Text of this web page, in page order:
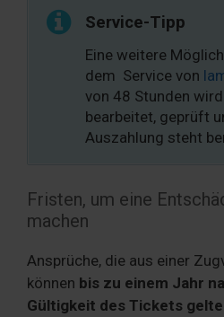
Service-Tipp
Eine weitere
dem Service von
von 48 Stunden
bearbeitet, geprüft
Auszahlung steht
Fristen, um eine
machen
Ansprüche, die aus einer
können bis zu einem Jahr
Gültigkeit des Tickets